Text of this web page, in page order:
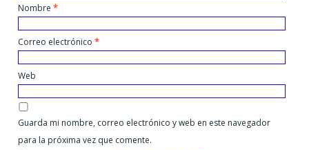
Nombre*
Correo electrónico*
Web
Guarda mi nombre, correo electrónico y web en este navegador
para la próxima vez que comente.